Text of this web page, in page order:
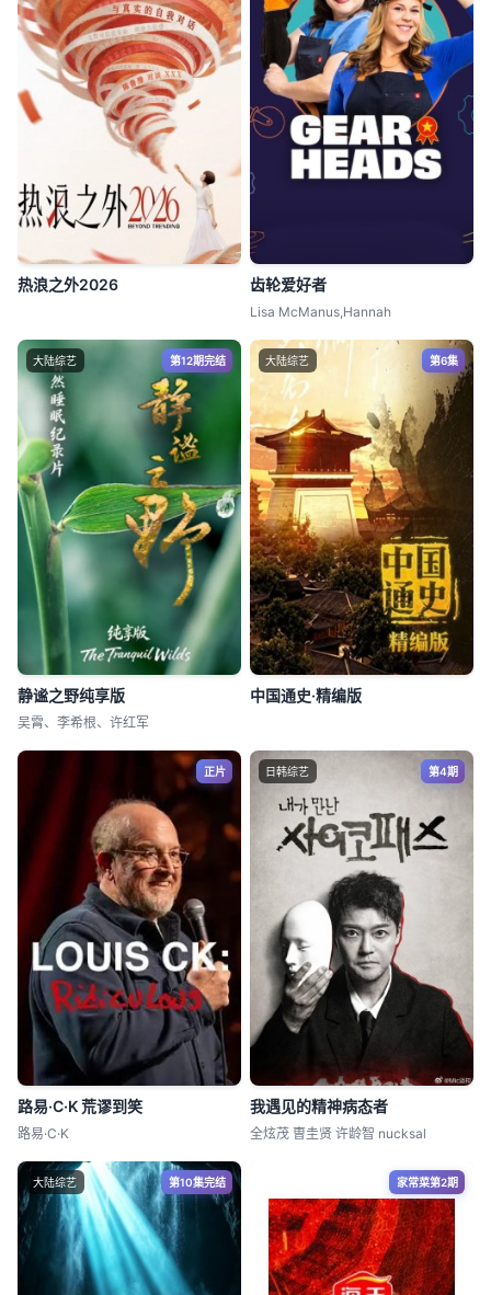
热浪之外2026 齿轮爱好者
Lisa McManus,Hannah
大陆综艺 第12期完结
静谧之野纯享版
吴霄、李希根、许红军
大陆综艺 第6集
中国通史·精编版
正片
路易·C·K 荒谬到笑
路易·C·K
日韩综艺 第4期
我遇见的精神病态者
全炫茂 曺圭贤 许龄智 nucksal
大陆综艺 第10集完结 家常菜第2期